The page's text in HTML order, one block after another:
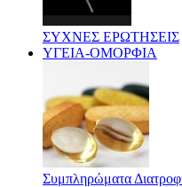
ΣΥΧΝΕΣ ΕΡΩΤΗΣΕΙΣ
ΥΓΕΙΑ-ΟΜΟΡΦΙΑ
Συμπληρώματα